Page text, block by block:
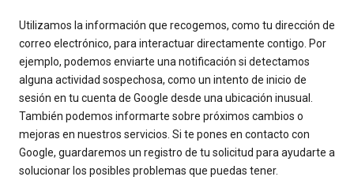
Utilizamos la información que recogemos, como tu dirección de
correo electrónico, para interactuar directamente contigo. Por
ejemplo, podemos enviarte una notificación si detectamos
alguna actividad sospechosa, como un intento de inicio de
sesión en tu cuenta de Google desde una ubicación inusual.
También podemos informarte sobre próximos cambios o
mejoras en nuestros servicios. Si te pones en contacto con
Google, guardaremos un registro de tu solicitud para ayudarte a
solucionar los posibles problemas que puedas tener.